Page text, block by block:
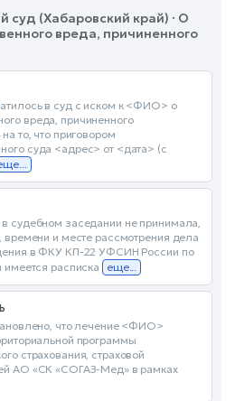
суд (Хабаровский край) · О
вреда, причиненного
в суд с иском к <ФИО> о
вреда, причиненного
то, что приговором
суда <адрес> от <дата> (с
судебном заседании не принимала,
и месте рассмотрения дела
в ФКУ КП-22 УФСИН России по
расписка
еще...
что лечение <ФИО>
программы
страхования, страховой
АО «СК «СОГАЗ-Мед» в рамках